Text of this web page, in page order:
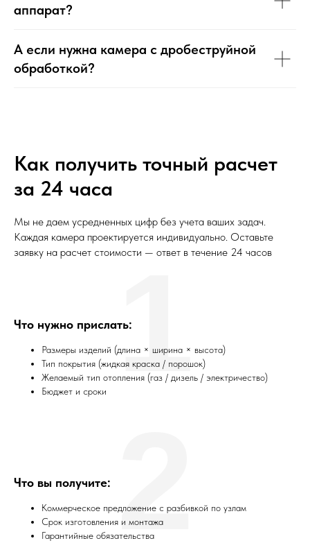
аппарат?
А если нужна камера с дробеструйной
обработкой?
Как получить точный расчет
за 24 часа
Мы не даем усредненных цифр без учета ваших задач.
Каждая камера проектируется индивидуально. Оставьте
заявку на расчет стоимости — ответ в течение 24 часов
Что нужно прислать:
Размеры изделий (длина × ширина × высота)
Тип покрытия (жидкая краска / порошок)
Желаемый тип отопления (газ / дизель / электричество)
Бюджет и сроки
1
Что вы получите:
Коммерческое предложение с разбивкой по узлам
Срок изготовления и монтажа
Гарантийные обязательства2